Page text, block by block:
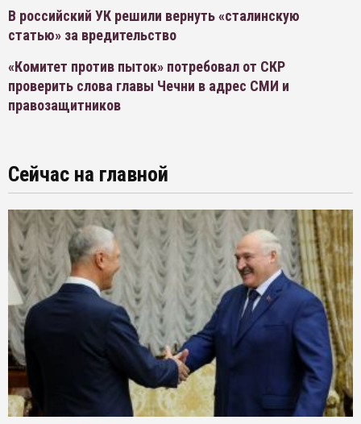
В российский УК решили вернуть «сталинскую
статью» за вредительство
«Комитет против пыток» потребовал от СКР
проверить слова главы Чечни в адрес СМИ и
правозащитников
Сейчас на главной